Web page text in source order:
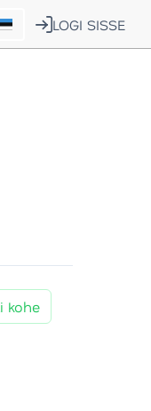
LOGI SISSE
kohe